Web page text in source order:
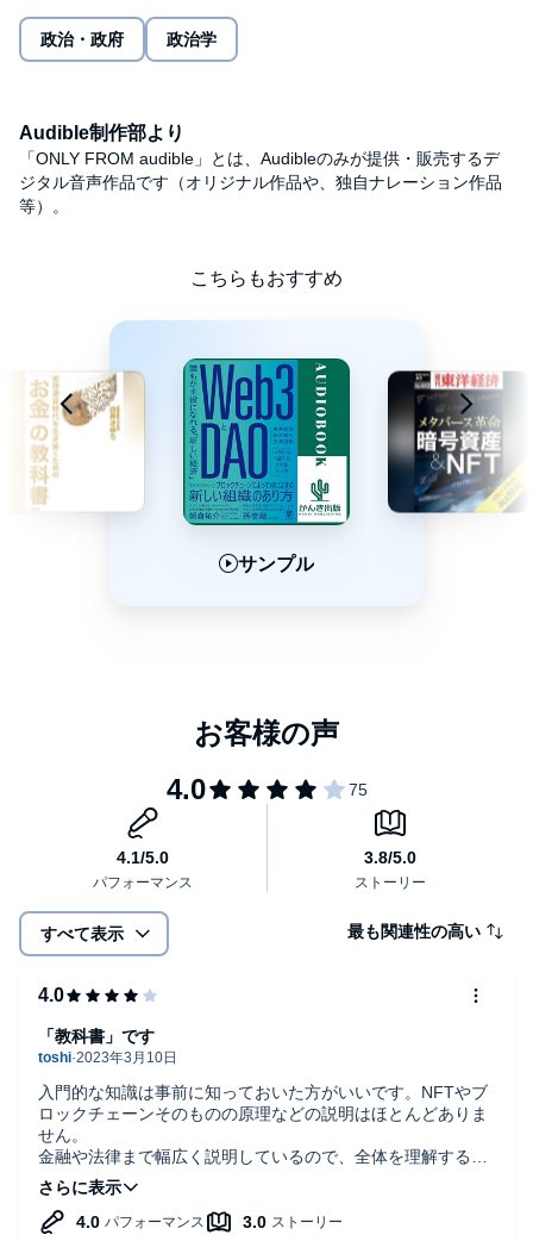
政治・政府 政治学
Audible制作部より
「ONLY FROM audible」とは、Audibleのみが提供・販売するデ
ジタル音声作品です（オリジナル作品や、独自ナレーション作品
等）。
こちらもおすすめ
サンプル
すべて表示 最も関連性の高い
入門的な知識は事前に知っておいた方がいいです。NFTやブ
ロックチェーンそのものの原理などの説明はほとんどありま
せん。
金融や法律まで幅広く説明しているので、全体を理解するに
はいいと思いますが、自分は不要なところはスキップしまし
た。
ナレーションは悪くないですが、脚注やURLを全て読むのは
「教科書」です